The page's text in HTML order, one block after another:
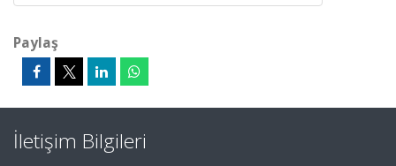
Paylaş
İletişim Bilgileri